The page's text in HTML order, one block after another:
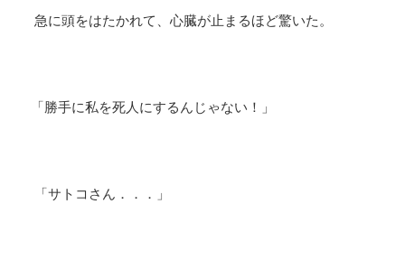
急に頭をはたかれて、心臓が止まるほど驚いた。
「勝手に私を死人にするんじゃない！」
「サトコさん．．．」